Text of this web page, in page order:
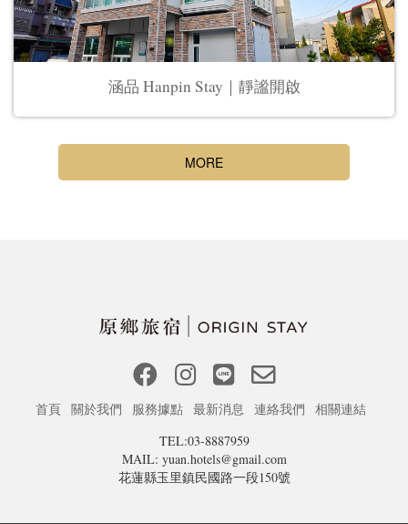
涵品 Hanpin Stay｜靜謐開啟
MORE
首頁 關於我們 服務據點 最新消息 連絡我們
相關連結
TEL:03-8887959
MAIL: yuan.hotels@gmail.com
花蓮縣玉里鎮民國路一段150號